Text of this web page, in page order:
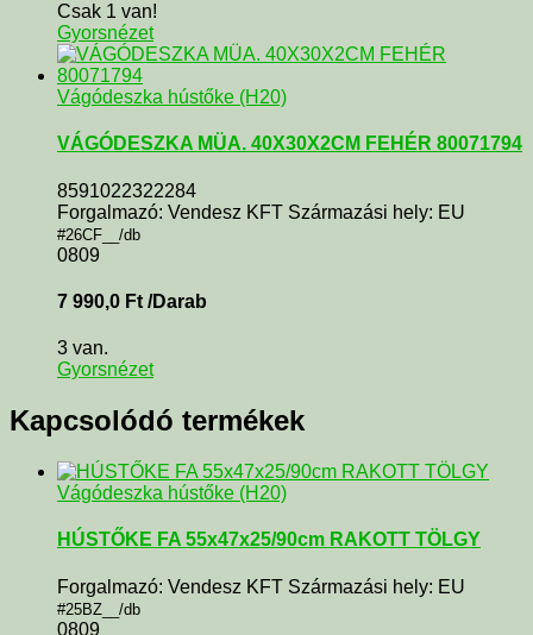
Csak 1 van!
Gyorsnézet
Vágódeszka hústőke (H20)
VÁGÓDESZKA MÜA. 40X30X2CM FEHÉR 80071794
8591022322284
Forgalmazó: Vendesz KFT Származási hely: EU
#26CF__/db
0809
7 990,0 Ft /Darab
3 van.
Gyorsnézet
Kapcsolódó termékek
Vágódeszka hústőke (H20)
HÚSTŐKE FA 55x47x25/90cm RAKOTT TÖLGY
Forgalmazó: Vendesz KFT Származási hely: EU
#25BZ__/db
0809